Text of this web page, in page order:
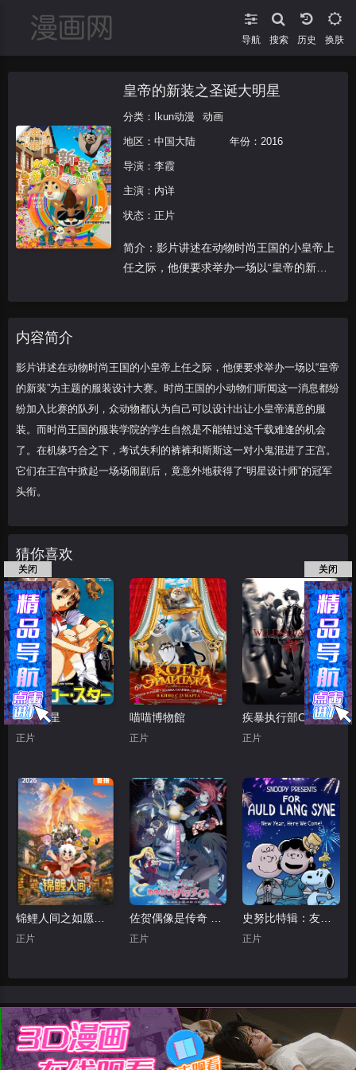
导航 搜索 换肤
皇帝的新装之圣诞大明星
分类： Ikun动漫 动画
地区： 中国大陆 年份： 2016
导演： 李霞
主演： 内详
状态：正片
简介：影片讲述在动物时尚王国的小皇帝上
任之际，他便要求举办一场以“皇帝的新
内容简介
影片讲述在动物时尚王国的小皇帝上任之际，他便要求举办一场以“皇帝
的新装”为主题的服装设计大赛。时尚王国的小动物们听闻这一消息都纷
纷加入比赛的队列，众动物都认为自己可以设计出让小皇帝满意的服
装。而时尚王国的服装学院的学生自然是不能错过这千载难逢的机会
了。在机缘巧合之下，考试失利的裤裤和斯斯这一对小鬼混进了王宫。
它们在王宫中掀起一场场闹剧后，竟意外地获得了“明星设计师”的冠军
头衔。
猜你喜欢
黄色之星
正片
喵喵博物館
正片
疾暴执行部OVA：禅
正片
正片 正片 正片
关闭 关闭